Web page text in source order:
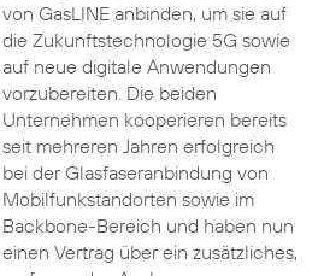
von GasLINE anbinden, um sie auf
die Zukunftstechnologie 5G sowie
auf neue digitale Anwendungen
vorzubereiten. Die beiden
Unternehmen kooperieren bereits
seit mehreren Jahren erfolgreich
bei der Glasfaseranbindung von
Mobilfunkstandorten sowie im
Backbone-Bereich und haben nun
einen Vertrag über ein zusätzliches,